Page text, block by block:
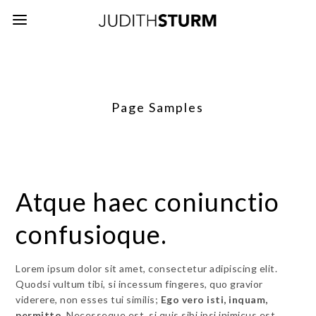
Page Samples
Atque haec coniunctio
confusioque.
Lorem ipsum dolor sit amet, consectetur adipiscing elit.
Quodsi vultum tibi, si incessum fingeres, quo gravior
viderere, non esses tui similis; Ego vero isti, inquam,